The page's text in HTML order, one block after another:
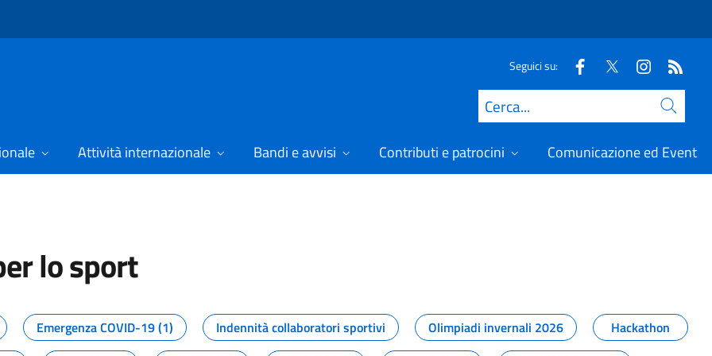
Seguici su:
Cerca
Attività internazionale Bandi e avvisi Contributi e patrocini Comunicazione ed Eventi
lo sport
dal Dipartimento per lo sport
Emergenza COVID-19 (1) Indennità collaboratori sportivi Olimpiadi invernali 2026
Hackathon